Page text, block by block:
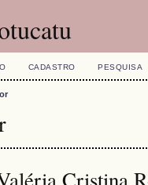
CADASTRO PESQUISA